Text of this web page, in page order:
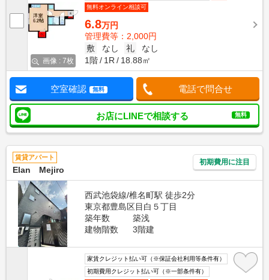
画像 : 7枚
無料オンライン相談可
6.8万円
管理費等：2,000円
敷
なし 礼
なし
1階
1R 18.88㎡
空室確認 無料 電話で問合せ
お店にLINEで相談する 無料
賃貸アパート
Elan Mejiro
初期費用に注目
西武池袋線/椎名町駅 徒歩2分
東京都豊島区目白５丁目
築年数
築浅
建物階数
3階建
家賃クレジット払い可（※保証会社利用等条件有）
初期費用クレジット払い可（※一部条件有）